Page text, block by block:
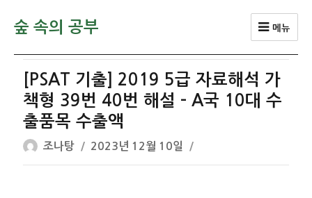
숲 속의 공부 메뉴
[PSAT 기출] 2019 5급 자료해석 가
책형 39번 40번 해설 – A국 10대 수
출품목 수출액
글
쓴
조나탕
작
성
2023년 12월 10일